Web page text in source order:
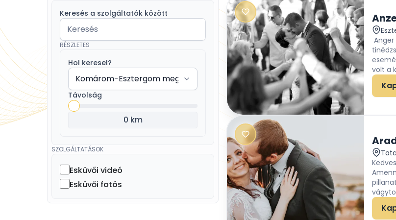
Keresés a szolgáltatók között
RÉSZLETES
Hol keresel?
Távolság
0 km
SZOLGÁLTATÁSOK
Esküvői videó
Esküvői fotós
Anger
volt a